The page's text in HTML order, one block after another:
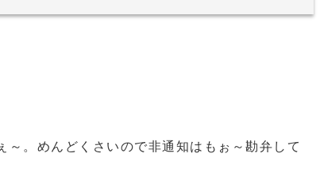
。めんどくさいので非通知はもぉ～勘弁して